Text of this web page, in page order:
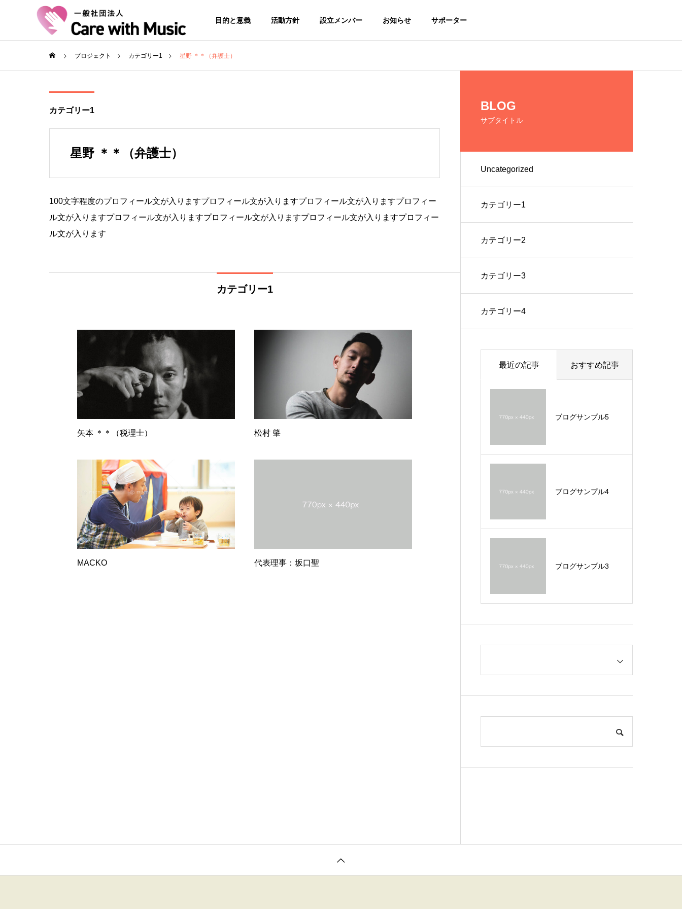
目的と意義 活動方針 設立メンバー お知らせ サポーター
プロジェクト カテゴリー1 星野 ＊＊（弁護士）
カテゴリー1
星野 ＊＊（弁護士）
100文字程度のプロフィール文が入りますプロフィール文が入りますプロフィール文が入りますプロフィー
ル文が入りますプロフィール文が入りますプロフィール文が入りますプロフィール文が入りますプロフィー
ル文が入ります
カテゴリー1
矢本 ＊＊（税理士） 松村 肇
MACKO 代表理事：坂口聖
BLOG
サブタイトル
Uncategorized
カテゴリー1
カテゴリー2
カテゴリー3
カテゴリー4
最近の記事 おすすめ記事
ブログサンプル5
ブログサンプル4
ブログサンプル3